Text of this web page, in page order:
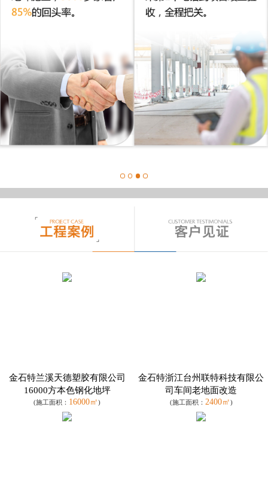
金石特兰溪天德塑胶有限公司
16000方本色钢化地坪
(施工面积： 16000㎡)
金石特浙江台州联特科技有限公
司车间老地面改造
(施工面积： 2400㎡)